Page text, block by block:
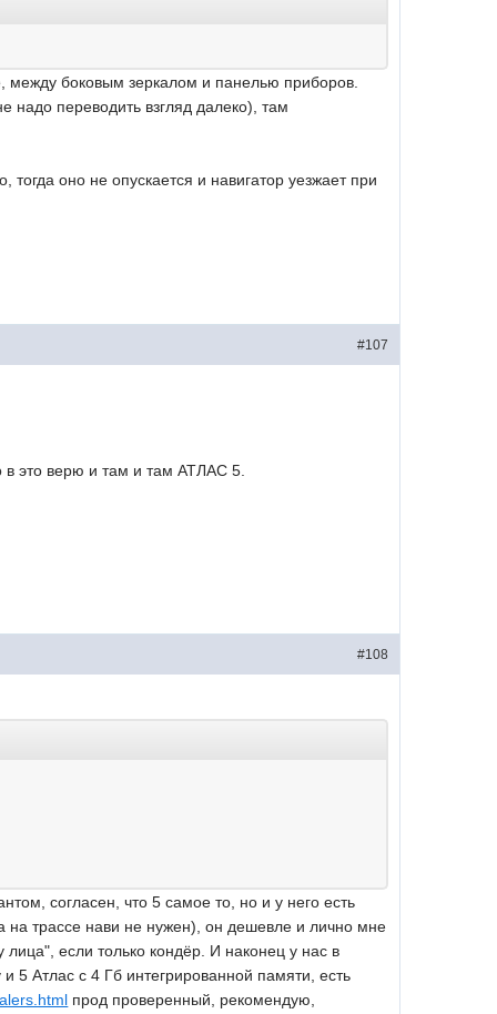
между боковым зеркалом и панелью приборов.
надо переводить взгляд далеко), там
оно не опускается и навигатор уезжает при
#107
в это верю и там и там АТЛАС 5.
#108
согласен, что 5 самое то, но и у него есть
на трассе нави не нужен), он дешевле и лично мне
если только кондёр. И наконец у нас в
5 Атлас с 4 Гб интегрированной памяти, есть
прод проверенный, рекомендую,